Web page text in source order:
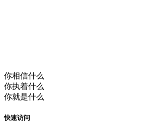
你相信什么
你执着什么
你就是什么
快速访问